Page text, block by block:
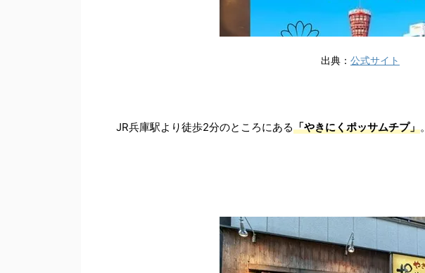
出典： 公式サイト
JR兵庫駅より徒歩2分のところにある「やきにくポッサムチプ」。